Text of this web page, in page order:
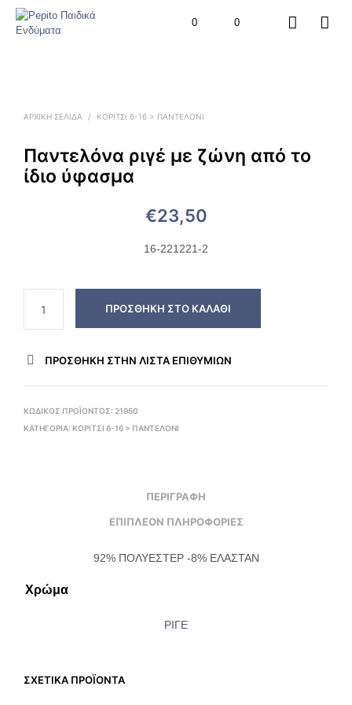
0 0
ΑΡΧΙΚΉ ΣΕΛΊΔΑ / ΚΟΡΙΤΣΙ 6-16 > ΠΑΝΤΕΛΌΝΙ
Παντελόνα ριγέ με ζώνη από το
ίδιο ύφασμα
€23,50
16-221221-2
ΠΡΟΣΘΉΚΗ ΣΤΟ ΚΑΛΆΘΙ
ΠΡΌΣΘΉΚΗ ΣΤΗΝ ΛΊΣΤΑ ΕΠΙΘΥΜΙΏΝ
ΚΩΔΙΚΌΣ ΠΡΟΪΌΝΤΟΣ: 21950
ΚΑΤΗΓΟΡΊΑ: ΚΟΡΙΤΣΙ 6-16 > ΠΑΝΤΕΛΌΝΙ
ΠΕΡΙΓΡΑΦΉ
ΕΠΙΠΛΈΟΝ ΠΛΗΡΟΦΟΡΊΕΣ
92% ΠΟΛΥΕΣΤΕΡ -8% ΕΛΑΣΤΑΝ
Χρώμα
ΡΙΓΕ
ΣΧΕΤΙΚΆ ΠΡΟΪΌΝΤΑ